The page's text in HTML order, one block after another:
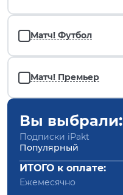
Матч! Футбол
Матч! Премьер
Вы выбрали:
Подписки iPakt
Популярный
ИТОГО к оплате:
Ежемесячно